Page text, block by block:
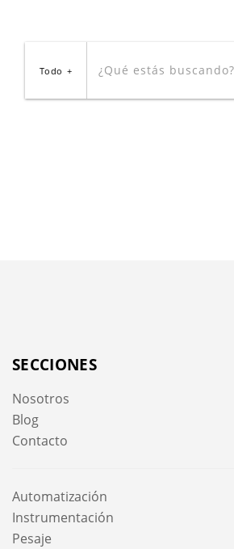
Todo
SECCIONES
Nosotros
Blog
Contacto
Automatización
Instrumentación
Pesaje